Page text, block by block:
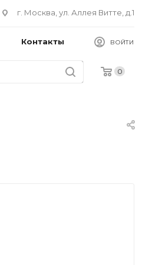
г. Москва, ул. Аллея Витте, д.1
Контакты ВОЙТИ
0